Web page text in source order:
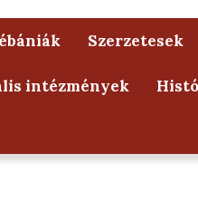
Szerzetesek
intézmények